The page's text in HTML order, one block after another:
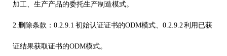
加工、生产产品的委托生产制造模式。
2.删除条款： 0.2.9.1 初始认证证书的ODM模式、 0.2.9.2利用已获
证结果获取证书的ODM模式。